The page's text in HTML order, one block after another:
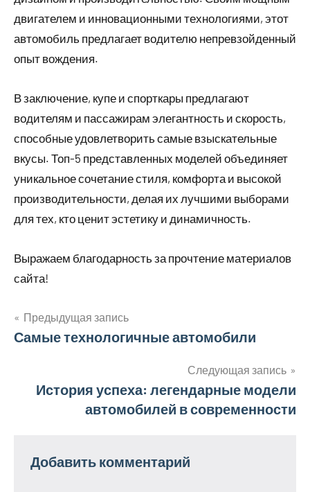
двигателем и инновационными технологиями, этот
автомобиль предлагает водителю непревзойденный
опыт вождения.
В заключение, купе и спорткары предлагают
водителям и пассажирам элегантность и скорость,
способные удовлетворить самые взыскательные
вкусы. Топ-5 представленных моделей объединяет
уникальное сочетание стиля, комфорта и высокой
производительности, делая их лучшими выборами
для тех, кто ценит эстетику и динамичность.
Выражаем благодарность за прочтение материалов
сайта!
Навигация
записям
Предыдущая запись
Самые технологичные автомобили
Следующая запись
История успеха: легендарные модели
автомобилей в современности
Добавить комментарий